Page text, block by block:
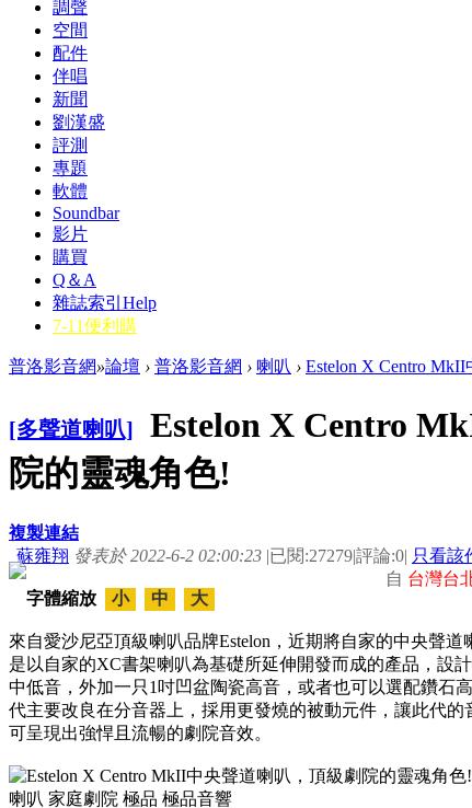
調聲
空間
配件
伴唱
新聞
劉漢盛
評測
專題
軟體
Soundbar
影片
購買
Q＆A
雜誌索引 Help
7-11便利購
普洛影音網»論壇 › 普洛影音網 › 喇叭 › Estelon X Centro
[多聲道喇叭]
Estelon X Centro
院的靈魂角色!
複製連結
蘇雍翔 發表於 2022-6-2 02:00:23 |已閱:27279|評論:0| 只看該
自 台灣台
字體縮放
小 中 大
來自愛沙尼亞頂級喇叭品牌Estelon，近期將自家的中央聲
是以自家的XC書架喇叭為基礎所延伸開發而成的產品，設
中低音，外加一只1吋凹盆陶瓷高音，或者也可以選配鑽石
代主要改良在分音器上，採用更發燒的被動元件，讓此代的
可呈現出強悍且流暢的劇院音效。